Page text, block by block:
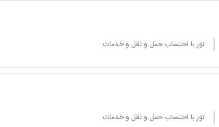
تور با احتساب حمل و نقل و خدمات
تور با احتساب حمل و نقل و خدمات